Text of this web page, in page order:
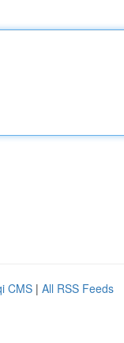
CMS | All RSS Feeds